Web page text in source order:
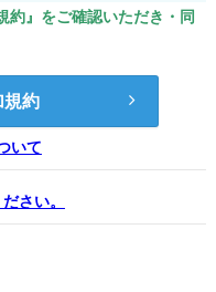
約』をご確認いただき・同
規約
いて
さい。